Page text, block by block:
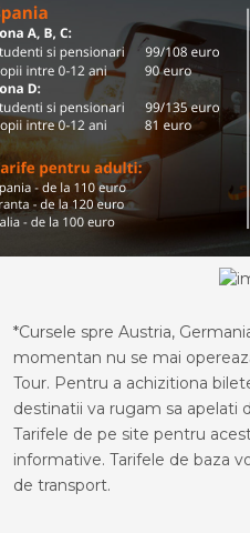
*Cursele spre Austria,
momentan nu se mai
Tour. Pentru a achizitiona
destinatii va rugam sa apelati
Tarifele de pe site pentru
informative. Tarifele de baza
de transport.